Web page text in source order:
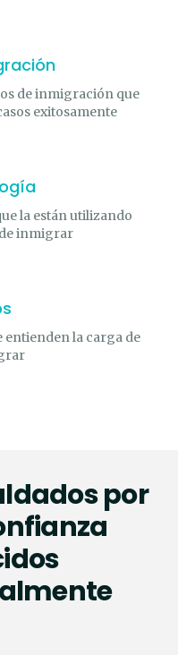
de inmigración que
exitosamente
la están utilizando
inmigrar
la carga de
por